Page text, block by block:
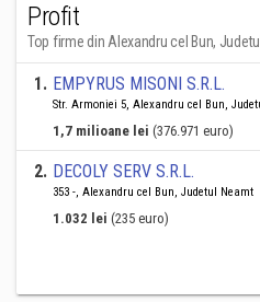
Profit
Top firme din Alexandru cel Bun,
1. EMPYRUS MISONI S.R.L.
Str. Armoniei 5, Alexandru cel Bun,
1,7 milioane lei (376.971 euro)
2. DECOLY SERV S.R.L.
353 -, Alexandru cel Bun, Judetul Neamt
1.032 lei (235 euro)